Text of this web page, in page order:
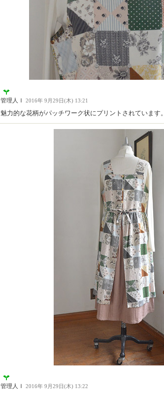
管理人Ｉ 2016年 9月29日(木) 13:21
魅力的な花柄がパッチワーク状にプリントされています。
管理人Ｉ 2016年 9月29日(木) 13:22